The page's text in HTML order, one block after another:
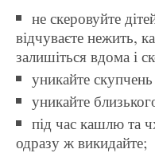
не скеровуйте
відчуваєте нежить,
залишіться вдома і
уникайте
уникайте
під час кашлю та
одразу ж викидайте;